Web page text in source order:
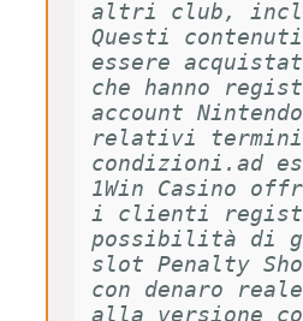
altri club,
Questi contenuti
essere
che hanno
account
relativi
condizioni.ad
1Win Casino
i clienti
possibilità di
slot Penalty
con denaro
alla versione